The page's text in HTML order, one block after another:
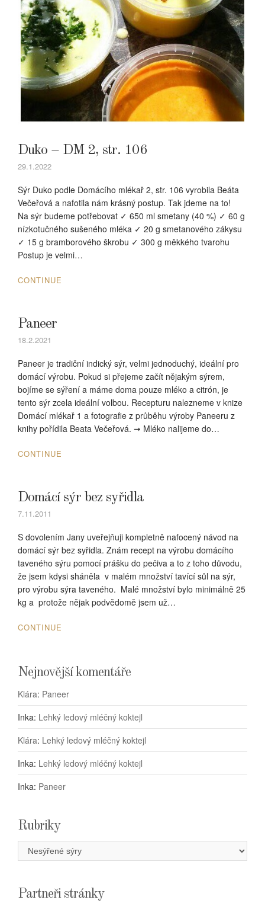
Duko – DM 2, str. 106
29.1.2022
Sýr Duko podle Domácího mlékař 2, str. 106 vyrobila Beáta
Večeřová a nafotila nám krásný postup. Tak jdeme na to!
Na sýr budeme potřebovat ✓ 650 ml smetany (40 %) ✓ 60 g
nízkotučného sušeného mléka ✓ 20 g smetanového zákysu
✓ 15 g bramborového škrobu ✓ 300 g měkkého tvarohu
Postup je velmi…
CONTINUE
Paneer
18.2.2021
Paneer je tradiční indický sýr, velmi jednoduchý, ideální pro
domácí výrobu. Pokud si přejeme začít nějakým sýrem,
bojíme se sýření a máme doma pouze mléko a citrón, je
tento sýr zcela ideální volbou. Recepturu nalezneme v knize
Domácí mlékař 1 a fotografie z průběhu výroby Paneeru z
knihy pořídila Beata Večeřová. ➞ Mléko nalijeme do…
CONTINUE
Domácí sýr bez syřidla
7.11.2011
S dovolením Jany uveřejňuji kompletně nafocený návod na
domácí sýr bez syřidla. Znám recept na výrobu domácího
taveného sýru pomocí prášku do pečiva a to z toho důvodu,
že jsem kdysi sháněla v malém množství tavící sůl na sýr,
pro výrobu sýra taveného. Malé množství bylo minimálně 25
kg a protože nějak podvědomě jsem už…
CONTINUE
Nejnovější komentáře
Klára: Paneer
Inka: Lehký ledový mléčný koktejl
Klára: Lehký ledový mléčný koktejl
Inka: Lehký ledový mléčný koktejl
Inka: Paneer
Rubriky
Rubriky
Partneři stránky